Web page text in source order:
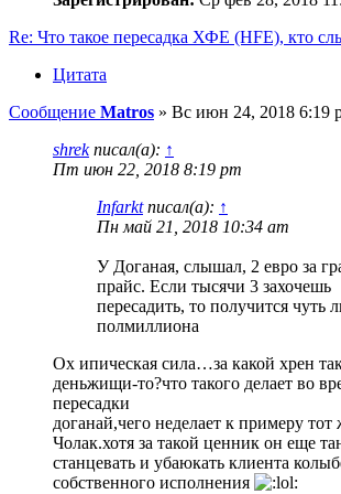
Re: Что такое пересадка ХФЕ (HFE), кто
Цитата
Сообщение Matros » Вс июн 24, 2018 6:19
shrekписал(а): ↑
Пт июн 22, 2018 8:19 pm
Infarktписал(а): ↑
Пн май 21, 2018 10:34 am
У Доганая, слышал, 2 евро за
прайс. Если тысячи 3 захочешь
пересадить, то получится чуть
полмиллиона
Ох ипическая сила…за какой хрен
деньжищи-то?что такого делает во
пересадки
доганай,чего неделает к примеру тот
Чолак.хотя за такой ценник он еще
станцевать и убаюкать клиента
собственного исполнения